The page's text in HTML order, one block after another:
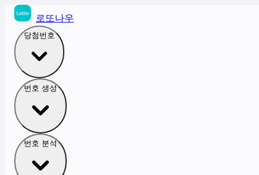
로또나우
당첨번호
번호 생성
번호 분석